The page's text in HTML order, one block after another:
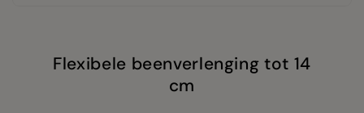
Flexibele beenverlenging tot 14
cm